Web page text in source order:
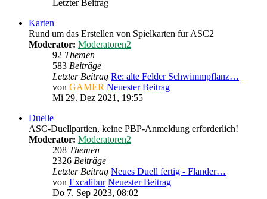
Letzter Beitrag
Karten
Rund um das Erstellen von Spielkarten für ASC2
Moderator: Moderatoren2
92 Themen
583 Beiträge
Letzter Beitrag Re: alte Felder Schwimmpflanz…
von GAMER Neuester Beitrag
Mi 29. Dez 2021, 19:55
Duelle
ASC-Duellpartien, keine PBP-Anmeldung erforderlich!
Moderator: Moderatoren2
208 Themen
2326 Beiträge
Letzter Beitrag Neues Duell fertig - Flander…
von Excalibur Neuester Beitrag
Do 7. Sep 2023, 08:02